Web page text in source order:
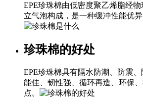
EPE珍珠棉由低密度聚乙烯脂经
立气泡构成，是一种缓冲性能优异
珍珠棉的好处
EPE珍珠棉具有隔水防潮、防震
能佳、韧性强、循环再造、环保
点。